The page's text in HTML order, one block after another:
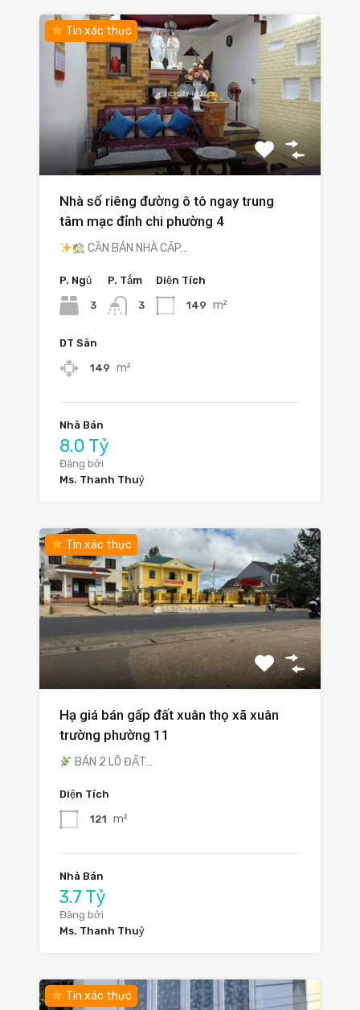
Tin xác thực
Nhà sổ riêng đường ô tô ngay trung
tâm mạc đỉnh chi phường 4
CẦN BÁN NHÀ CẤP…
P. Ngủ
3
P. Tắm
3
Diện Tích
149 m²
DT Sàn
149 m²
Nhà Bán
8.0 Tỷ
Đăng bởi
Ms. Thanh Thuỷ
Tin xác thực
Hạ giá bán gấp đất xuân thọ xã xuân
trường phường 11
BÁN 2 LÔ ĐẤT…
Diện Tích
121 m²
Nhà Bán
3.7 Tỷ
Đăng bởi
Ms. Thanh Thuỷ
Tin xác thực